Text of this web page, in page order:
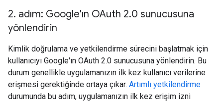
2. adım: Google'ın OAuth 2.0 sunucusuna
yönlendirin
Kimlik doğrulama ve yetkilendirme sürecini başlatmak için
kullanıcıyı Google'ın OAuth 2.0 sunucusuna yönlendirin. Bu
durum genellikle uygulamanızın ilk kez kullanıcı verilerine
erişmesi gerektiğinde ortaya çıkar. Artımlı yetkilendirme
durumunda bu adım, uygulamanızın ilk kez erişim izni